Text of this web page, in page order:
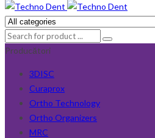
Producători
3DISC
Curaprox
Ortho Technology
Ortho Organizers
MRC